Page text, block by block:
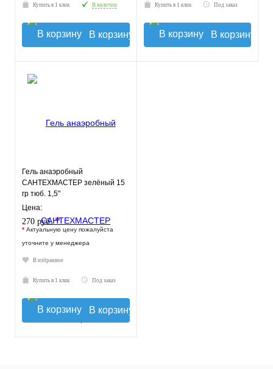
Купить в 1 клик В наличии
В корзину
Купить в 1 клик Под заказ
В корзину
Гель анаэробный
САНТЕХМАСТЕР зелёный 15
гр тюб. 1,5"
Цена:
270 руб.*
* Актуальную цену пожалуйста
уточните у менеджера
В избранное
Купить в 1 клик Под заказ
В корзину